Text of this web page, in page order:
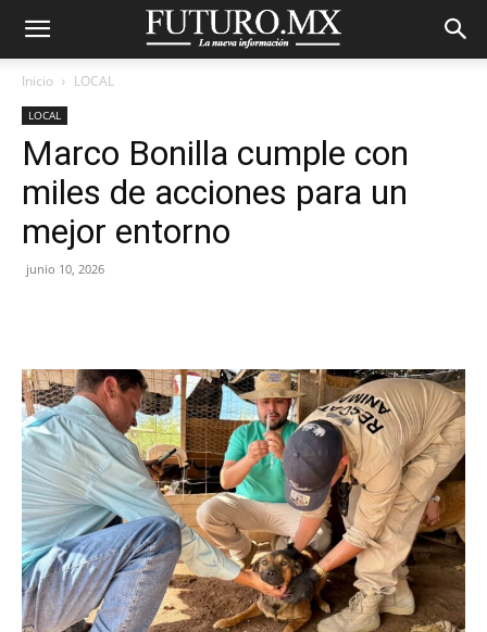
Inicio LOCAL
LOCAL
Marco Bonilla cumple con
miles de acciones para un
mejor entorno
junio 10, 2026